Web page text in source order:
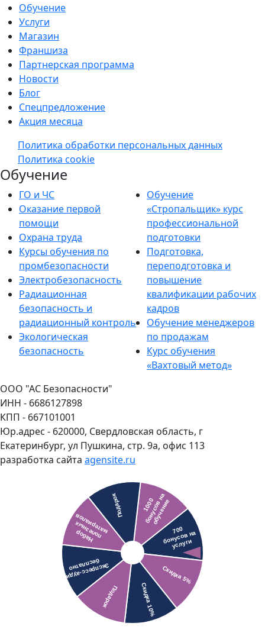
Обучение
Услуги
Магазин
Франшиза
Партнерская программа
Новости
Блог
Спецпредложение
Акция месяца
Политика обработки персональных данных
Политика cookie
Обучение
ГО и ЧС
Оказание первой
помощи
Охрана труда
Курсы обучения по
промбезопасности
Электробезопасность
Радиационная
безопасность и
радиационный контроль
Экологическая
безопасность
Обучение
«Стропальщик» курс
профессиональной
подготовки
Подготовка,
переподготовка и
повышение
квалификации рабочих
кадров
Обучение менеджеров
по продажам
Курс обучения
«Вахтовый метод»
ООО "АС Безопасности"
ИНН - 6686127898
КПП - 667101001
Юр.адрес - 620000, Свердловская область, г
Екатеринбург, ул Пушкина, стр. 9а, офис 113
разработка сайта agensite.ru